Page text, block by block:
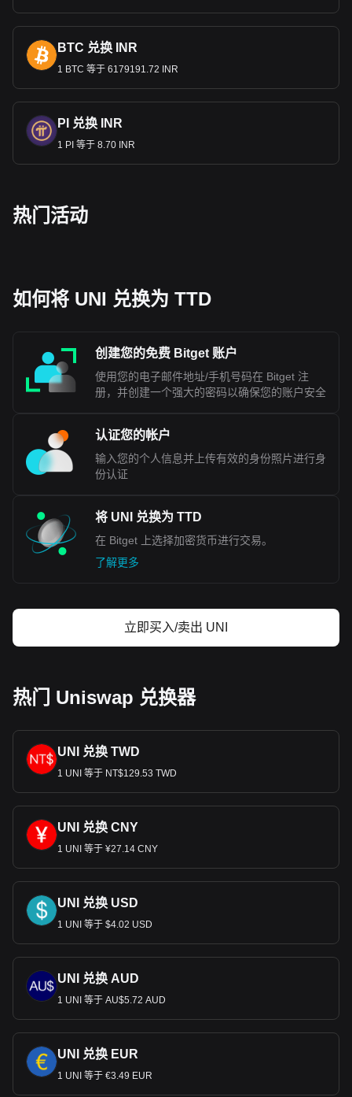
BTC 兑换 INR
1 BTC 等于 6179191.72 INR
PI 兑换 INR
1 PI 等于 8.70 INR
热门活动
如何将 UNI 兑换为 TTD
创建您的免费 Bitget 账户
使用您的电子邮件地址/手机号码在 Bitget 注
册，并创建一个强大的密码以确保您的账户安全
认证您的帐户
输入您的个人信息并上传有效的身份照片进行身
份认证
将 UNI 兑换为 TTD
在 Bitget 上选择加密货币进行交易。
了解更多
立即买入/卖出 UNI
热门 Uniswap 兑换器
UNI 兑换 TWD
1 UNI 等于 NT$129.53 TWD
UNI 兑换 CNY
1 UNI 等于 ¥27.14 CNY
UNI 兑换 USD
1 UNI 等于 $4.02 USD
UNI 兑换 AUD
1 UNI 等于 AU$5.72 AUD
UNI 兑换 EUR
1 UNI 等于 €3.49 EUR